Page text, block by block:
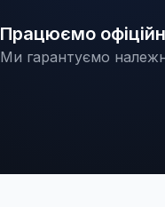
Працюємо
Ми гарантуємо